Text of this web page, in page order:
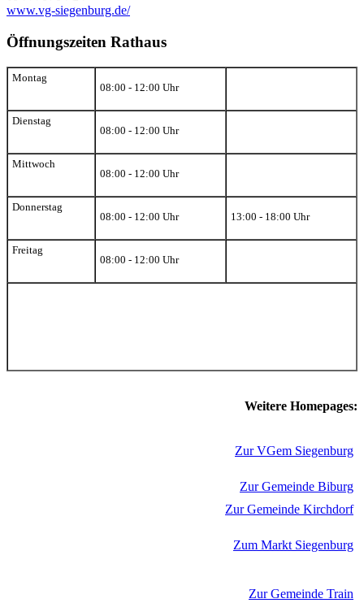
www.vg-siegenburg.de/
Öffnungszeiten Rathaus
Montag
08:00 - 12:00 Uhr
Dienstag
08:00 - 12:00 Uhr
Mittwoch
08:00 - 12:00 Uhr
Donnerstag
08:00 - 12:00 Uhr
13:00 - 18:00 Uhr
Freitag
08:00 - 12:00 Uhr
Weitere Homepages:
Zur VGem Siegenburg
Zur Gemeinde Biburg
Zur Gemeinde Kirchdorf
Zum Markt Siegenburg
Zur Gemeinde Train